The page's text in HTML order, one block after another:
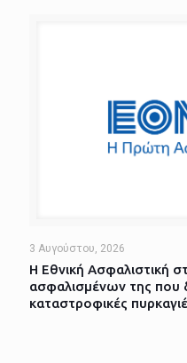
3 Αυγούστου, 2026
Η Εθνική Ασφαλιστική
ασφαλισμένων της που
καταστροφικές